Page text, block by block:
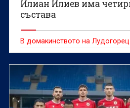
Илиан Илиев има
състава
В домакинството на Лудогорец